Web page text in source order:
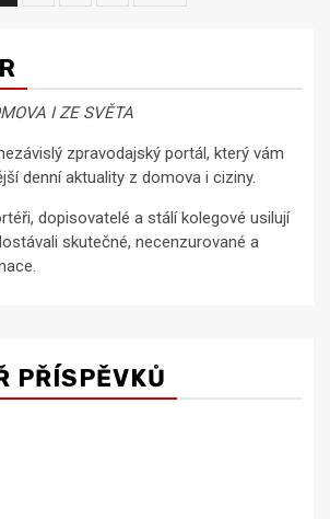
I ZE SVĚTA
zpravodajský portál, který vám
denní aktuality z domova i ciziny.
dopisovatelé a stálí kolegové usilují
skutečné, necenzurované a
PŘÍSPĚVKŮ